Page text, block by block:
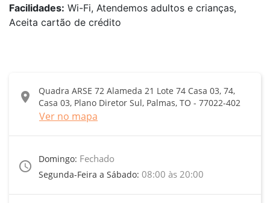
Facilidades: Wi-Fi, Atendemos adultos e crianças,
Aceita cartão de crédito
location_on
Quadra ARSE 72 Alameda 21 Lote 74 Casa 03, 74,
Casa 03, Plano Diretor Sul, Palmas, TO - 77022-402
Ver no mapa
access_time
Domingo: Fechado
Segunda-Feira a Sábado: 08:00 às 20:00